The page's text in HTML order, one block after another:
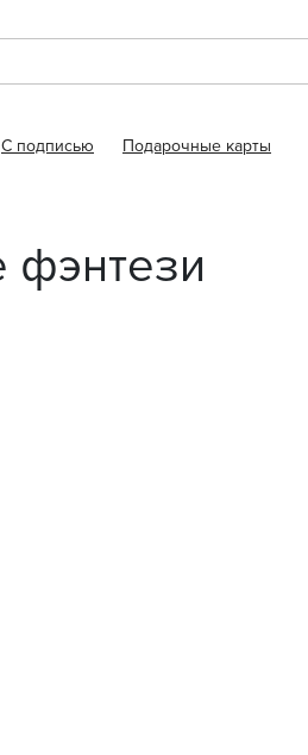
С подписью Подарочные карты
фэнтези